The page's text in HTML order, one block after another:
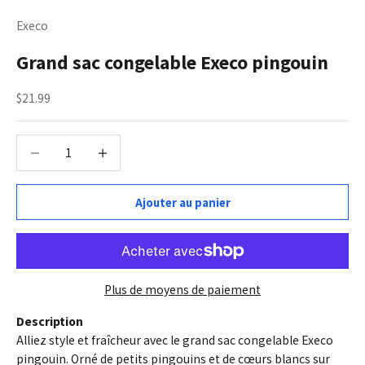
Execo
Grand sac congelable Execo pingouin
Prix de vente
$21.99
Ajouter au panier
Plus de moyens de paiement
Description
Alliez style et fraîcheur avec le grand sac congelable Execo
pingouin. Orné de petits pingouins et de cœurs blancs sur